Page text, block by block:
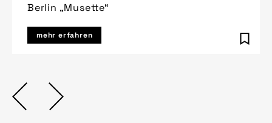
Berlin „Musette“
mehr erfahren